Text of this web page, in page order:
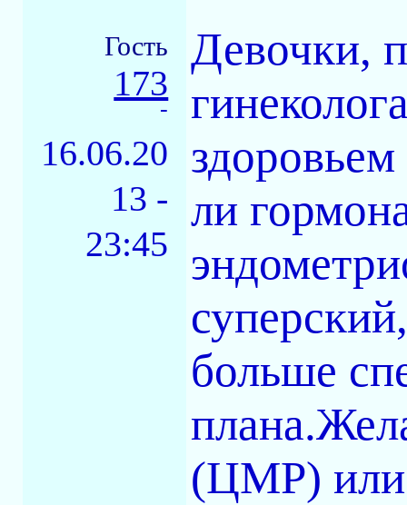
Гость
173
-
16.06.20
13 -
23:45
Девочки,
ли
больше
(ЦМР)